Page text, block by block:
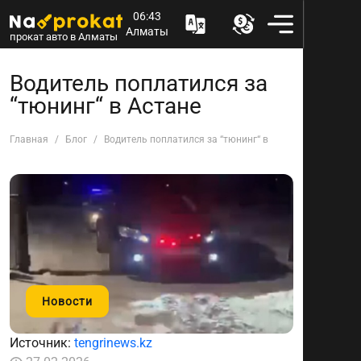
прокат авто в Алматы
06:43
Алматы
Водитель поплатился за
“тюнинг“ в Астане
Главная Блог Водитель поплатился за “тюнинг“ в Астане
Новости
Источник: tengrinews.kz